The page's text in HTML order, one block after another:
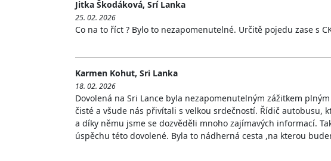
Jitka Škodáková, Srí Lanka
25. 02. 2026
Co na to říct ? Bylo to nezapomenutelné. Určitě pojedu zase s
Karmen Kohut, Sri Lanka
18. 02. 2026
Dovolená na Sri Lance byla nezapomenutelným zážitkem
čisté a všude nás přivítali s velkou srdečností. Řídič autobusu,
a díky němu jsme se dozvěděli mnoho zajímavých informací.
úspěchu této dovolené. Byla to nádherná cesta ,na kterou